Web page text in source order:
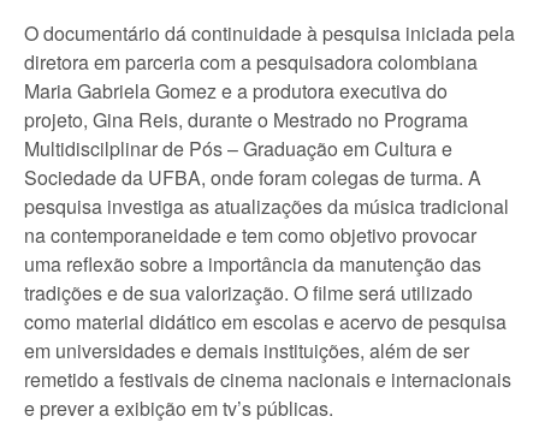
O documentário dá continuidade à pesquisa iniciada pela
diretora em parceria com a pesquisadora colombiana
Maria Gabriela Gomez e a produtora executiva do
projeto, Gina Reis, durante o Mestrado no Programa
Multidiscilplinar de Pós – Graduação em Cultura e
Sociedade da UFBA, onde foram colegas de turma. A
pesquisa investiga as atualizações da música tradicional
na contemporaneidade e tem como objetivo provocar
uma reflexão sobre a importância da manutenção das
tradições e de sua valorização. O filme será utilizado
como material didático em escolas e acervo de pesquisa
em universidades e demais instituições, além de ser
remetido a festivais de cinema nacionais e internacionais
e prever a exibição em tv’s públicas.